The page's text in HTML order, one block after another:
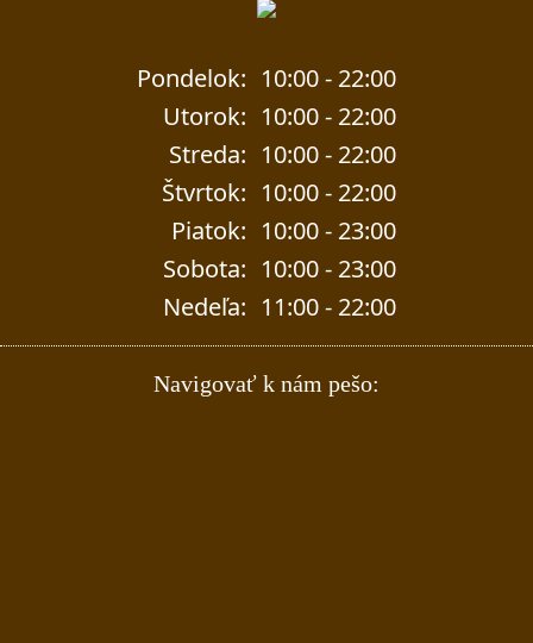
Pondelok: 10:00 - 22:00
Utorok: 10:00 - 22:00
Streda: 10:00 - 22:00
Štvrtok: 10:00 - 22:00
Piatok: 10:00 - 23:00
Sobota: 10:00 - 23:00
Nedeľa: 11:00 - 22:00
Navigovať k nám pešo: